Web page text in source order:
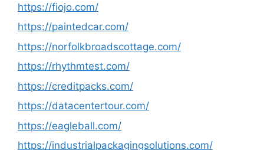
https://fiojo.com/
https://paintedcar.com/
https://norfolkbroadscottage.com/
https://rhythmtest.com/
https://creditpacks.com/
https://datacentertour.com/
https://eagleball.com/
https://industrialpackagingsolutions.com/